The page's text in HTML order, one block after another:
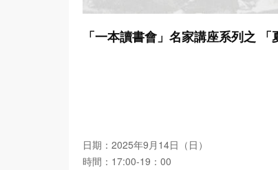
「一本讀書會」名家講座系列之
日期：2025年9月14日（日）
時間：17:00-19：00